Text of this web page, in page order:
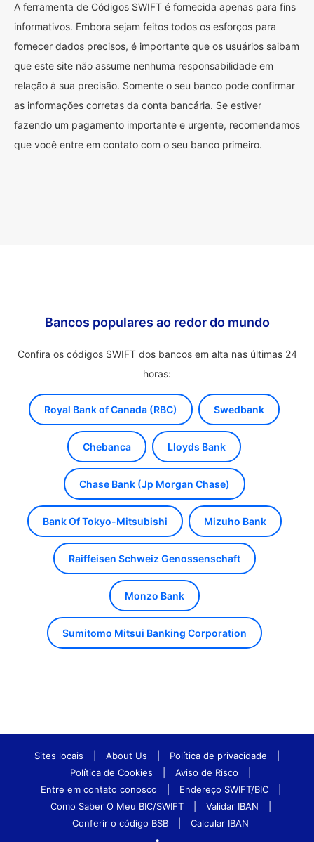
A ferramenta de Códigos SWIFT é fornecida apenas para fins
informativos. Embora sejam feitos todos os esforços para
fornecer dados precisos, é importante que os usuários saibam
que este site não assume nenhuma responsabilidade em
relação à sua precisão. Somente o seu banco pode confirmar
as informações corretas da conta bancária. Se estiver
fazendo um pagamento importante e urgente, recomendamos
que você entre em contato com o seu banco primeiro.
Bancos populares ao redor do mundo
Confira os códigos SWIFT dos bancos em alta nas últimas 24
horas:
Royal Bank of Canada (RBC) Swedbank
Chebanca Lloyds Bank
Chase Bank (Jp Morgan Chase)
Bank Of Tokyo-Mitsubishi Mizuho Bank
Raiffeisen Schweiz Genossenschaft
Monzo Bank
Sumitomo Mitsui Banking Corporation
Sites locais About Us Política de privacidade
Política de Cookies
Aviso de Risco
Entre em contato conosco
Endereço SWIFT/BIC
Como Saber O Meu BIC/SWIFT
Validar IBAN
Conferir o código BSB
Calcular IBAN